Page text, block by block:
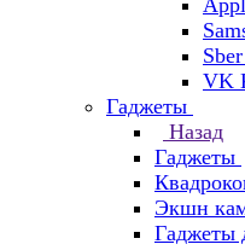
VK
Гаджеты
Назад
Гаджеты
Экшн
Гаджеты